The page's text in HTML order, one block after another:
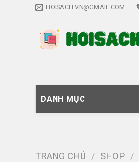
HOISACH.VN@GMAIL.COM
DANH MỤC
TRANG CHỦ / SHOP /